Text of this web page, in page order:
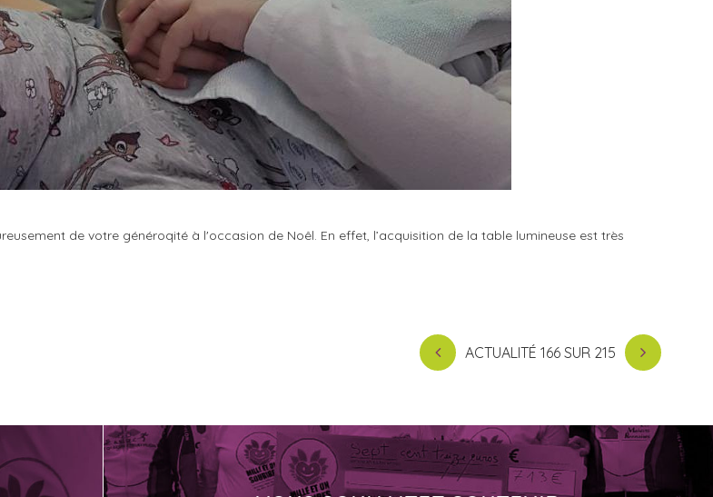
de votre généroqité à l'occasion de Noêl. En effet, l’acquisition de la table lumineuse est très
ACTUALITÉ 166 SUR 215